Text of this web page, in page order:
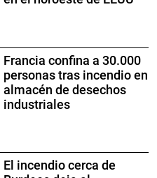
Francia confina a 30.000
personas tras incendio en
almacén de desechos
industriales
El incendio cerca de